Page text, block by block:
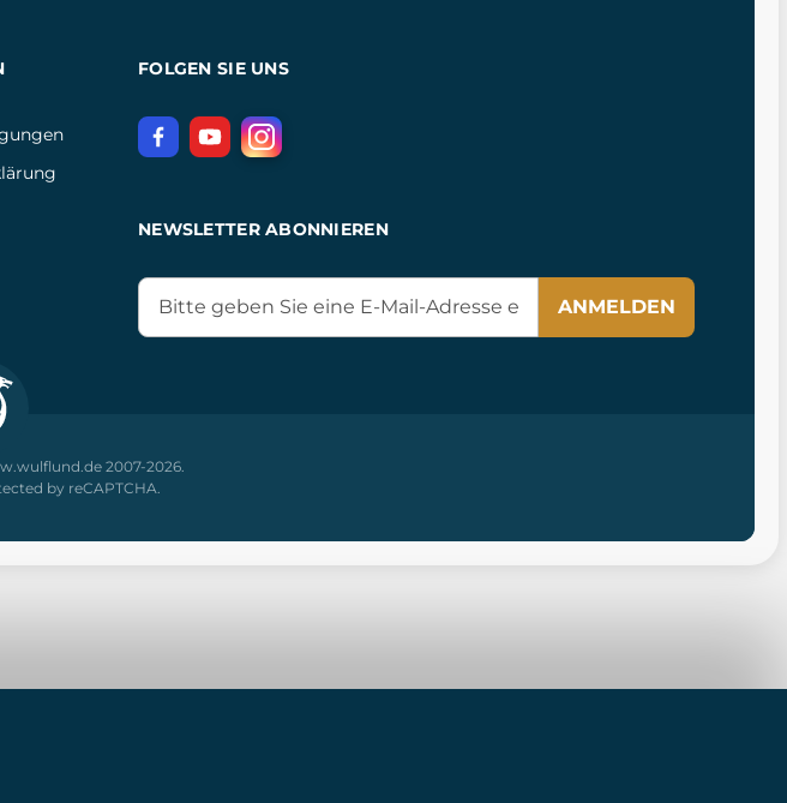
FOLGEN SIE UNS
NEWSLETTER ABONNIEREN
ANMELDEN
2007-2026.
by reCAPTCHA.